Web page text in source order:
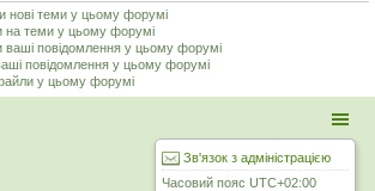
нові теми у цьому форумі
на теми у цьому форумі
ваші повідомлення у цьому форумі
повідомлення у цьому форумі
у цьому форумі
Зв'язок з адміністрацією
Часовий пояс UTC+02:00